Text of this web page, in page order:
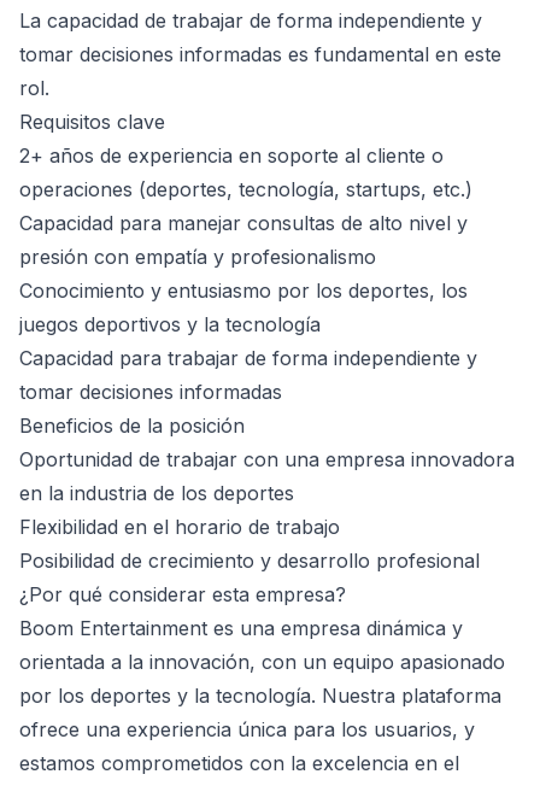
La capacidad de trabajar de forma independiente y
tomar decisiones informadas es fundamental en este
rol.
Requisitos clave
2+ años de experiencia en soporte al cliente o
operaciones (deportes, tecnología, startups, etc.)
Capacidad para manejar consultas de alto nivel y
presión con empatía y profesionalismo
Conocimiento y entusiasmo por los deportes, los
juegos deportivos y la tecnología
Capacidad para trabajar de forma independiente y
tomar decisiones informadas
Beneficios de la posición
Oportunidad de trabajar con una empresa innovadora
en la industria de los deportes
Flexibilidad en el horario de trabajo
Posibilidad de crecimiento y desarrollo profesional
¿Por qué considerar esta empresa?
Boom Entertainment es una empresa dinámica y
orientada a la innovación, con un equipo apasionado
por los deportes y la tecnología. Nuestra plataforma
ofrece una experiencia única para los usuarios, y
estamos comprometidos con la excelencia en el